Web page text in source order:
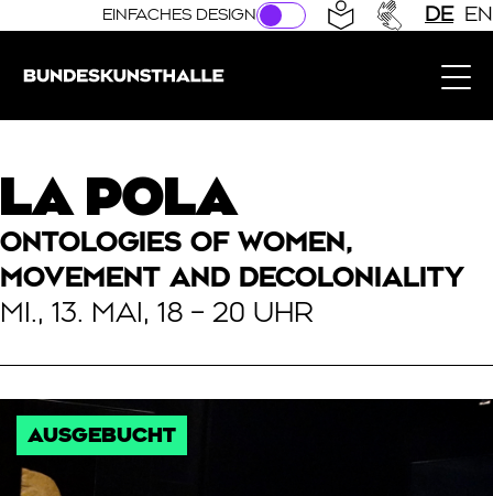
Direkt zur Hauptnavigation springen
Direkt zum Hauptinhalt springen
EINFACHES DESIGN DE EN
LA POLA
ONTOLOGIES OF WOMEN,
MOVEMENT AND DECOLONIALITY
MI., 13. MAI, 18 – 20 UHR
AUSGEBUCHT